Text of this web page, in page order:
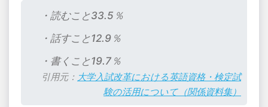
・読むこと33.5 ％
・話すこと12.9 ％
・書くこと19.7 ％
引用元： 大学入試改革における英語資格・検定試
験の活用について（関係資料集）